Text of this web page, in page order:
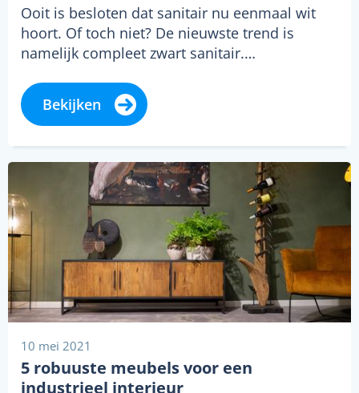
Ooit is besloten dat sanitair nu eenmaal wit
hoort. Of toch niet? De nieuwste trend is
namelijk compleet zwart sanitair.…
Bekijken
10 mei 2021
5 robuuste meubels voor een
industrieel interieur